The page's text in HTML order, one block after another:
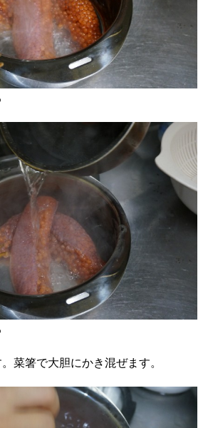
菜箸で大胆にかき混ぜます。